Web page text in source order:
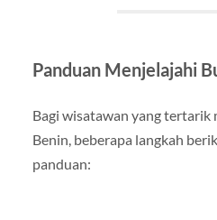
Panduan Menjelajahi
Bagi wisatawan yang tertarik
Benin, beberapa langkah
panduan: